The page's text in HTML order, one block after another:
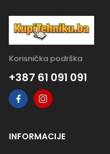
Korisnička podrška
+387 61 091 091
INFORMACIJE